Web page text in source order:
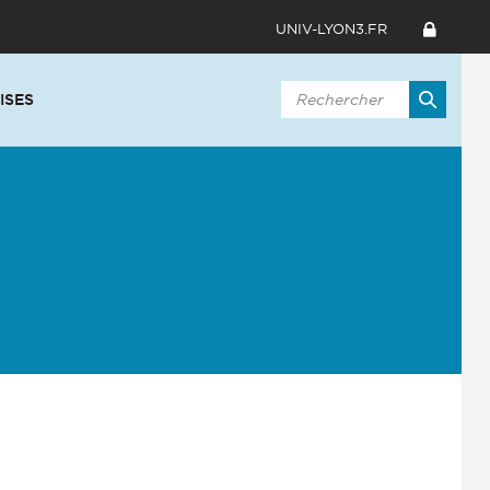
UNIV-LYON3.FR